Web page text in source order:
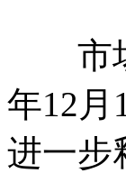
市场
年12月
进一步